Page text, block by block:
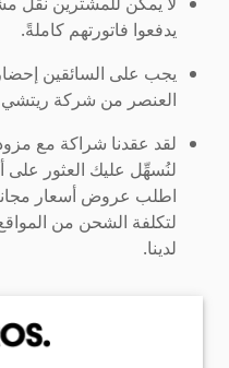
يدفعوا فاتورتهم كاملةً.
يجب على السائقين
العنصر من شركة ريتشي
لقد عقدنا شراكة مع
لنُسهِّل عليك العثور على
اطلب عروض أسعار
لتكلفة الشحن من
لدينا.